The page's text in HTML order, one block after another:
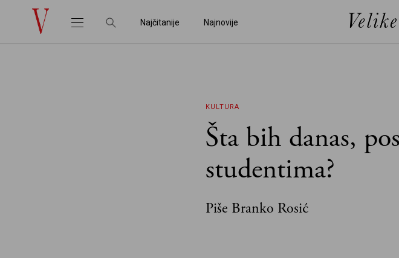
Najčitanije Najnovije
KULTURA
Šta bih danas,
studentima?
Piše Branko Rosić